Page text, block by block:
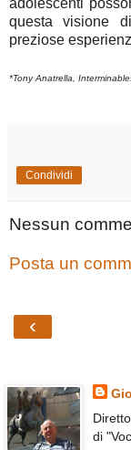
questa visione
preziose
*Tony Anatrella,
Condividi
Nessun
Posta un
‹
di